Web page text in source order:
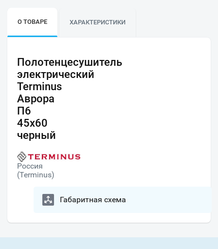
О ТОВАРЕ ХАРАКТЕРИСТИКИ
Полотенцесушитель
электрический
Terminus
Аврора
П6
45х60
черный
Россия
(Terminus)
Габаритная схема